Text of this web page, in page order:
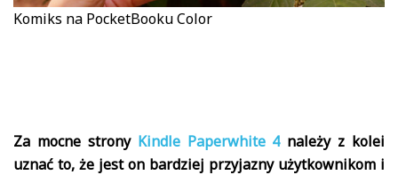
Komiks na PocketBooku Color
Za mocne strony Kindle Paperwhite 4należy z kolei
uznać to, że jest on bardziej przyjazny użytkownikom i